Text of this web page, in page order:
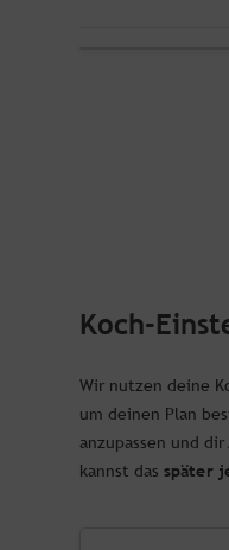
Koch-
Wir nutzen deine
um deinen Plan
anzupassen und
kannst das später